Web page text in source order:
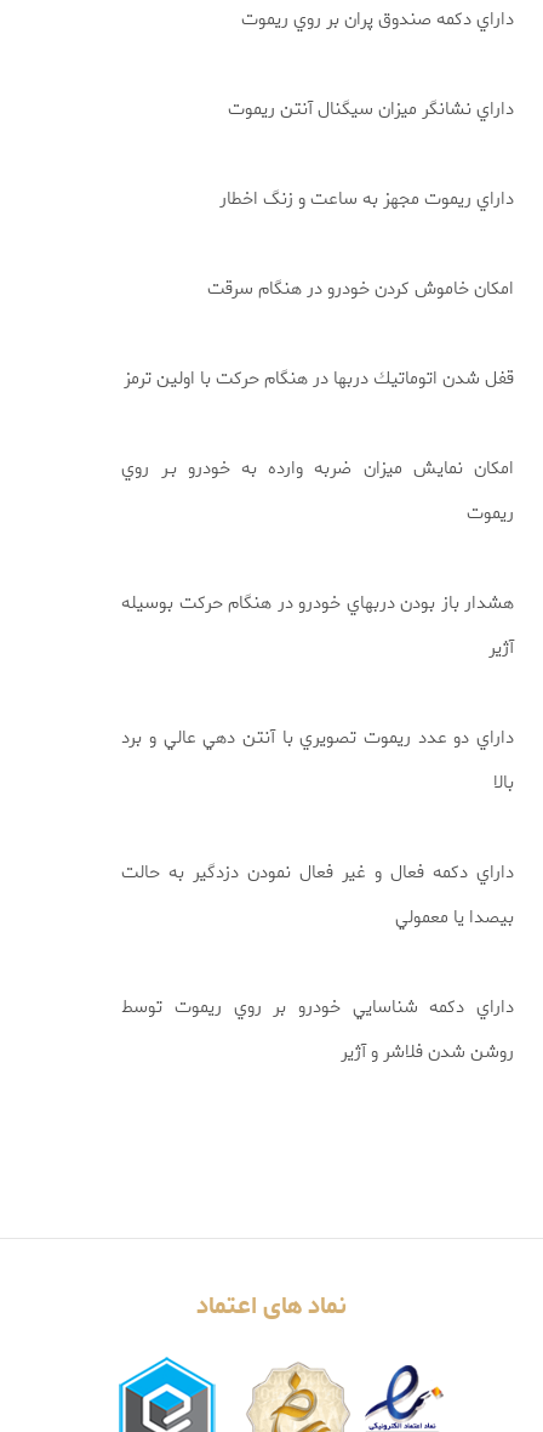
داراي دكمه صندوق پران بر روي ريموت
داراي نشانگر ميزان سيگنال آنتن ريموت
داراي ريموت مجهز به ساعت و زنگ اخطار
امكان خاموش كردن خودرو در هنگام سرقت
قفل شدن اتوماتيك دربها در هنگام حركت با اولين ترمز
امكان نمايش ميزان ضربه وارده به خودرو بـر روي
ريموت
هشدار باز بودن دربهاي خودرو در هنگام حركت بوسيله
آژير
داراي دو عدد ريموت تصويري با آنتن دهي عالي و برد
بالا
داراي دكمه فعال و غير فعال نمودن دزدگير به حالت
بيصدا يا معمولي
داراي دكمه شناسايي خودرو بر روي ريموت توسط
روشن شدن فلاشر و آژير
نماد های اعتماد